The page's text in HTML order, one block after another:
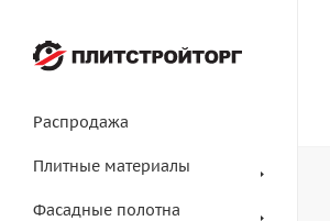
Распродажа
Плитные материалы
Фасадные полотна